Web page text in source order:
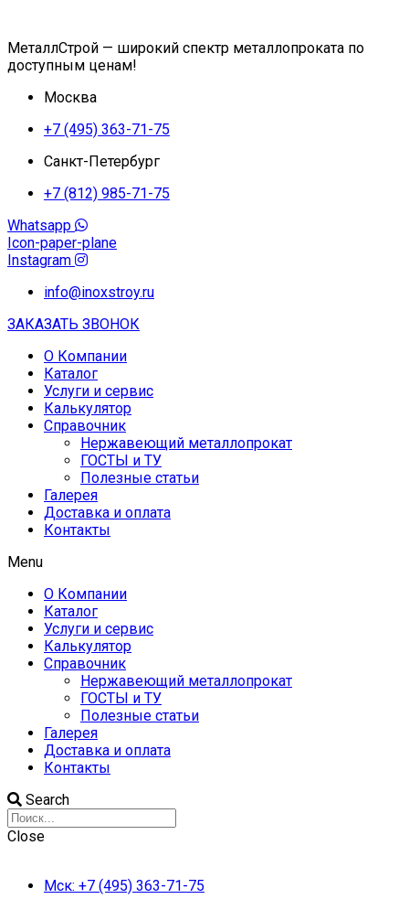
МеталлСтрой — широкий спектр металлопроката по
доступным ценам!
Москва
+7 (495) 363-71-75
Санкт-Петербург
+7 (812) 985-71-75
Whatsapp
Icon-paper-plane
Instagram
info@inoxstroy.ru
ЗАКАЗАТЬ ЗВОНОК
О Компании
Каталог
Услуги и сервис
Калькулятор
Справочник
Нержавеющий металлопрокат
ГОСТЫ и ТУ
Полезные статьи
Галерея
Доставка и оплата
Контакты
Menu
О Компании
Каталог
Услуги и сервис
Калькулятор
Справочник
Нержавеющий металлопрокат
ГОСТЫ и ТУ
Полезные статьи
Галерея
Доставка и оплата
Контакты
Search
Close
Мск: +7 (495) 363-71-75